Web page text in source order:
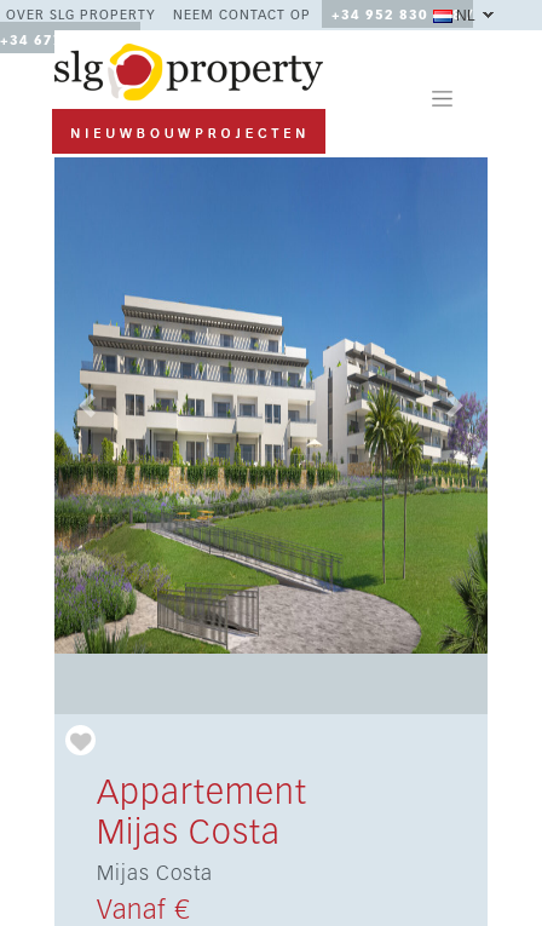
OVER SLG PROPERTY NEEM CONTACT OP
+34 952 830 378 /
+34 677 670 480
NL
Previous Next
Appartement
Mijas Costa
Mijas Costa
Vanaf €